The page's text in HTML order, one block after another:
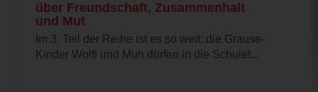
über Freundschaft, Zusammenhalt
und Mut
Im 3. Teil der Reihe ist es so weit: die Grause-
Kinder Wolfi und Muh dürfen in die Schule!...